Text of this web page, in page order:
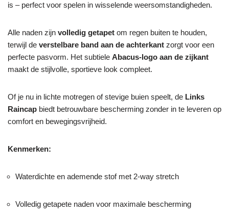
is – perfect voor spelen in wisselende weersomstandigheden.
Alle naden zijn volledig getapet om regen buiten te houden,
terwijl de verstelbare band aan de achterkant zorgt voor een
perfecte pasvorm. Het subtiele Abacus-logo aan de zijkant
maakt de stijlvolle, sportieve look compleet.
Of je nu in lichte motregen of stevige buien speelt, de Links
Raincap biedt betrouwbare bescherming zonder in te leveren op
comfort en bewegingsvrijheid.
Kenmerken:
Waterdichte en ademende stof met 2-way stretch
Volledig getapete naden voor maximale bescherming